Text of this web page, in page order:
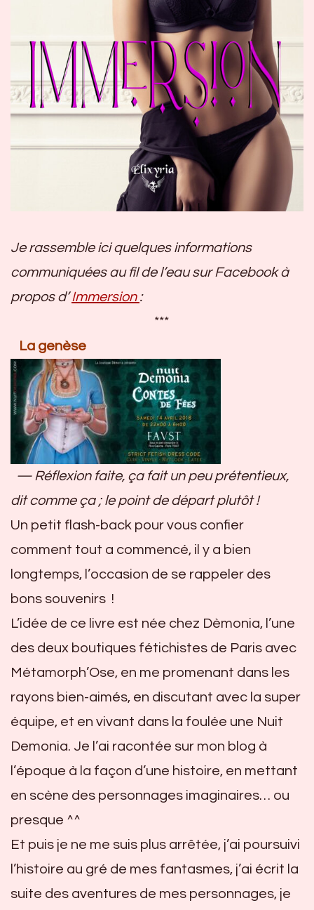
Je rassemble ici quelques informations
communiquées au fil de l’eau sur Facebook à
propos d’Immersion :
***
La genèse
— Réflexion faite, ça fait un peu prétentieux,
dit comme ça ; le point de départ plutôt !
Un petit flash-back pour vous confier
comment tout a commencé, il y a bien
longtemps, l’occasion de se rappeler des
bons souvenirs !
L’idée de ce livre est née chez Dèmonia, l’une
des deux boutiques fétichistes de Paris avec
Métamorph’Ose, en me promenant dans les
rayons bien-aimés, en discutant avec la super
équipe, et en vivant dans la foulée une Nuit
Demonia. Je l’ai racontée sur mon blog à
l’époque à la façon d’une histoire, en mettant
en scène des personnages imaginaires… ou
presque ^^
Et puis je ne me suis plus arrêtée, j’ai poursuivi
l’histoire au gré de mes fantasmes, j’ai écrit la
suite des aventures de mes personnages, je